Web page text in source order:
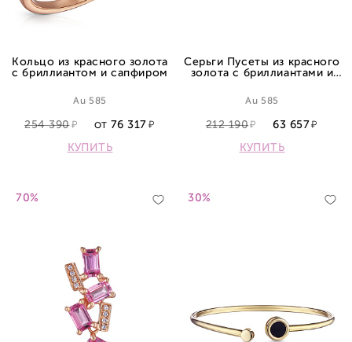
Кольцо из красного золота
с бриллиантом и сапфиром
Au 585
254 390 ОТ 76 317
КУПИТЬ
Серьги Пусеты из красного
золота с бриллиантами и
Au 585
212 190
63 657
КУПИТЬ
70% 30%